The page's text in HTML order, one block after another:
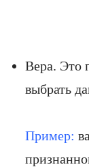
Вера. Это
выбрать
Пример: